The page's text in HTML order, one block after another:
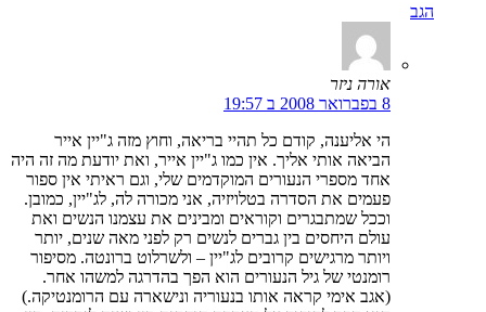
הגב
אורה ניזר
8 בפברואר 2008 ב 19:57
הי אליענה, קודם כל תהיי בריאה, וחוץ מזה ג"יין אייר
הביאה אותי אליך. אין כמו ג"יין אייר, ואת יודעת מה זה היה
אחד מספרי הנעורים המוקדמים שלי, וגם ראיתי אין ספור
פעמים את הסדרה בטלויזיה, אני מכורה לה, לג"יין, כמובן.
וככל שמתבגרים וקוראים ומבינים את עצמנו הנשים ואת
עולם היחסים בין גברים לנשים רק לפני מאה שנים, יותר
ויותר מרגישים קרובים לג"יין – ולשרלוט ברונטה. מסיפור
רומנטי של גיל הנעורים הוא הפך בהדרגה למשהו אחר.
(אגב אימי קראה אותו בנעוריה ונישארה עם הרומנטיקה.)